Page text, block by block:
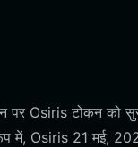
Osiris टोकन को
में, Osiris 21 मई,